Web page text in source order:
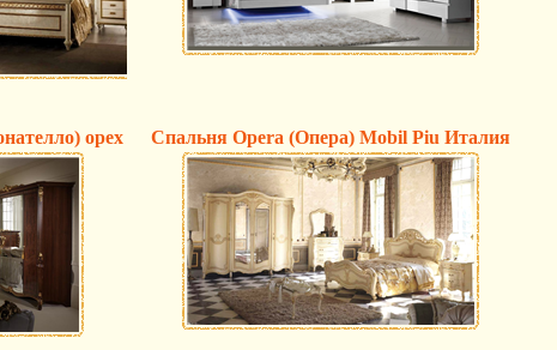
орех Cпальня Opera (Опера) Mobil Piu Италия